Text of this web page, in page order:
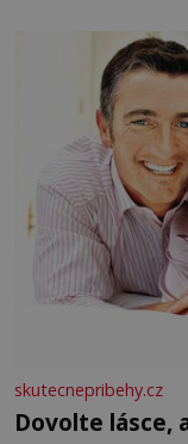
se na koloběžce a
Velkých Losinách
skutecnepribehy.cz
Dovolte lásce,